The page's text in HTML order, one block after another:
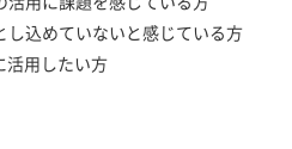
込めていないと感じている方
活用したい方